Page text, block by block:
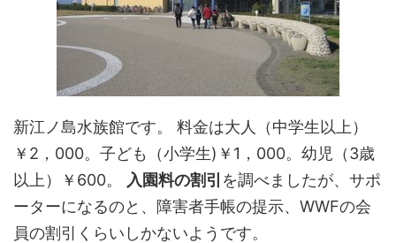
新江ノ島水族館です。 料金は大人（中学生以上）
￥2，000。子ども（小学生)￥1，000。幼児（3歳
以上）￥600。
入園料の割引 を調べましたが、サポ
ーターになるのと、障害者手帳の提示、WWFの会
員の割引くらいしかないようです。